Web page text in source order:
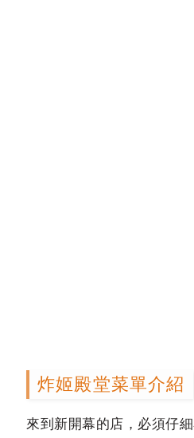
炸姬殿堂菜單介紹
來到新開幕的店，必須仔